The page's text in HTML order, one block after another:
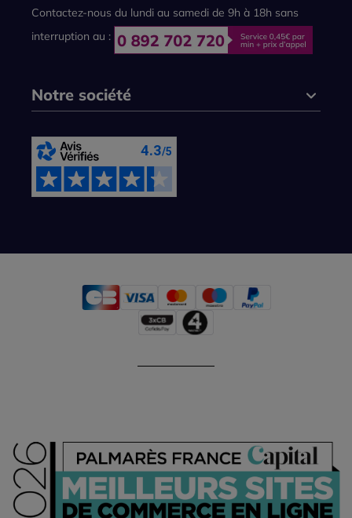
Contactez-nous du lundi au samedi de 9h à 18h sans
interruption au :
Notre société